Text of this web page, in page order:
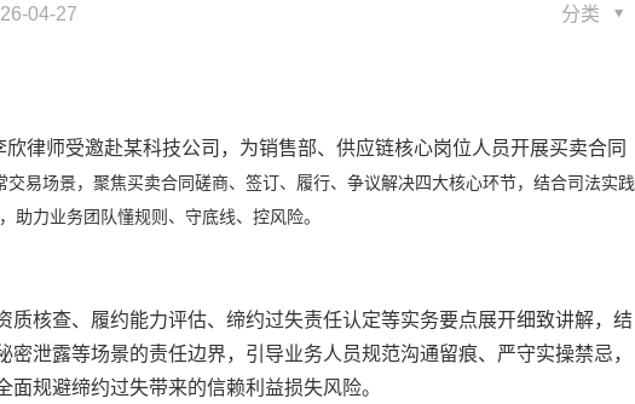
04-27 分类
律师受邀赴某科技公司，为销售部、供应链核心岗位人员开展买卖合同
交易场景，聚焦买卖合同磋商、签订、履行、争议解决四大核心环节，结合司法实践
助力业务团队懂规则、守底线、控风险。
质核查、履约能力评估、缔约过失责任认定等实务要点展开细致讲解，结
泄露等场景的责任边界，引导业务人员规范沟通留痕、严守实操禁忌，
规避缔约过失带来的信赖利益损失风险。